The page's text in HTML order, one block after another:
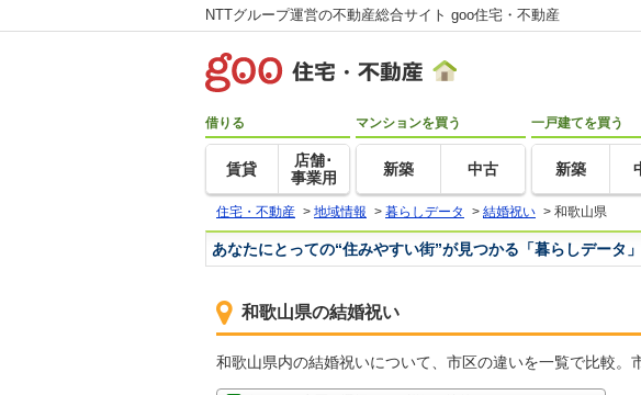
NTTグループ運営の不動産総合サイト goo住宅・不動産
借りる
賃貸
店舗･
事業用
マンションを買う
新築 中古
一戸建てを買う
新築
住宅・不動産 > 地域情報 > 暮らしデータ > 結婚祝い > 和歌山県
あなたにとっての“住みやすい街”が見つかる「暮らしデータ」
和歌山県の結婚祝い
和歌山県内の結婚祝いについて、市区の違いを一覧で比較